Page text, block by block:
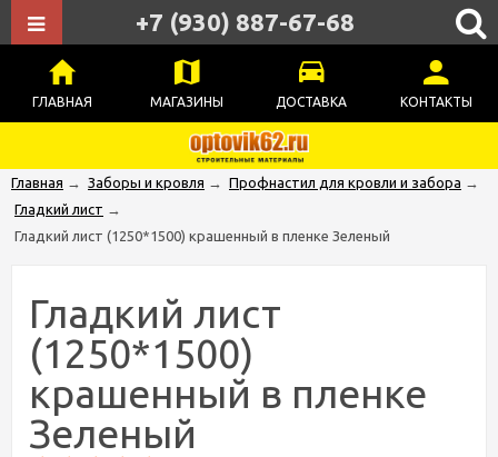
ГЛАВНАЯ МАГАЗИНЫ ДОСТАВКА КОНТАКТЫ
+7 (930) 887-67-68
Главная → Заборы и кровля → Профнастил для кровли и забора →
Гладкий лист →
Гладкий лист (1250*1500) крашенный в пленке Зеленый
Гладкий лист
(1250*1500)
крашенный в пленке
Зеленый